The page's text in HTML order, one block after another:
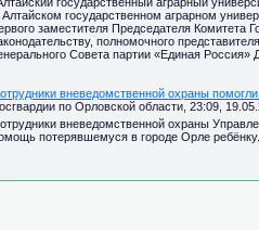
Алтайском государственном аграрном
заместителя Председателя Комитета
полномочного
Совета партии «Единая
вневедомственной охраны
по Орловской области, 23:09,
вневедомственной охраны
потерявшемуся в городе Орле ребёнку.